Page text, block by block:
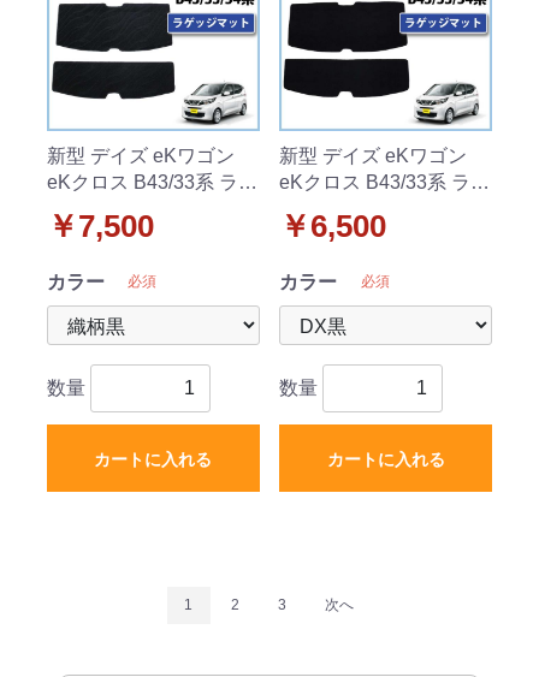
新型 デイズ eKワゴン
eKクロス B43/33系 ラゲ
ッジマット トランクマ
ット 織柄シリーズ
￥7,500
カラー 必須
数量
カートに入れる
新型 デイズ eKワゴン
eKクロス B43/33系 ラゲ
ッジマット トランクマ
ット DXシリーズ
￥6,500
カラー 必須
数量
カートに入れる
1 2 3 次へ